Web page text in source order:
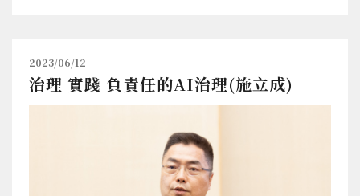
2023/06/12
治理 實踐 負責任的AI治理(施立成)